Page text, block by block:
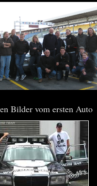
Bilder vom ersten Auto